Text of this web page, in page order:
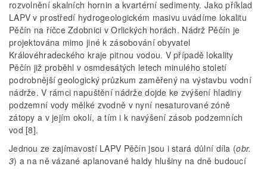
rozvolnění skalních hornin a kvartérní sedimenty. Jako příklad
LAPV v prostředí hydrogeologickém masivu uvádíme lokalitu
Pěčín na říčce Zdobnici v Orlických horách. Nádrž Pěčín je
projektována mimo jiné k zásobování obyvatel
Královéhradeckého kraje pitnou vodou. V případě lokality
Pěčín již proběhl v osmdesátých letech minulého století
podrobnější geologický průzkum zaměřený na výstavbu vodní
nádrže. V rámci napuštění nádrže dojde ke zvýšení hladiny
podzemní vody mělké zvodně v nyní nesaturované zóně
zátopy a v jejím okolí, a tím i k navýšení zásob podzemních
vod [8].
Jednou ze zajímavostí LAPV Pěčín jsou i stará důlní díla (obr.
3) a na ně vázané aplanované haldy hlušiny na dně budoucí